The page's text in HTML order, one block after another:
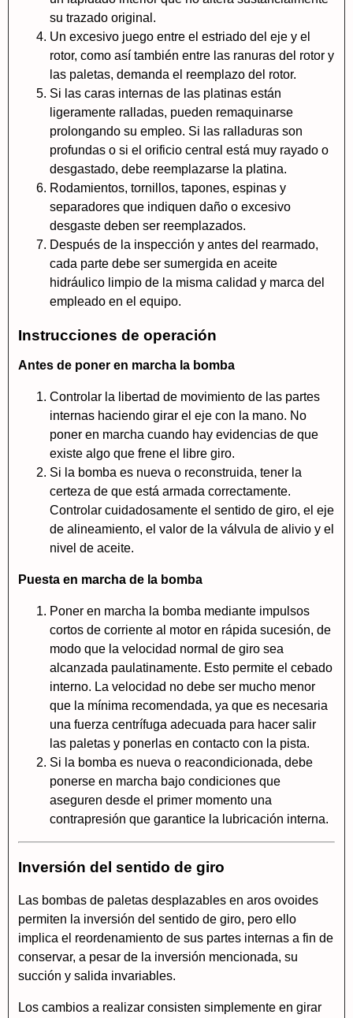
su trazado original.
Un excesivo juego entre el estriado del eje y el
rotor, como así también entre las ranuras del rotor y
las paletas, demanda el reemplazo del rotor.
Si las caras internas de las platinas están
ligeramente ralladas, pueden remaquinarse
prolongando su empleo. Si las ralladuras son
profundas o si el orificio central está muy rayado o
desgastado, debe reemplazarse la platina.
Rodamientos, tornillos, tapones, espinas y
separadores que indiquen daño o excesivo
desgaste deben ser reemplazados.
Después de la inspección y antes del rearmado,
cada parte debe ser sumergida en aceite
hidráulico limpio de la misma calidad y marca del
empleado en el equipo.
Instrucciones de operación
Antes de poner en marcha la bomba
Controlar la libertad de movimiento de las partes
internas haciendo girar el eje con la mano. No
poner en marcha cuando hay evidencias de que
existe algo que frene el libre giro.
Si la bomba es nueva o reconstruida, tener la
certeza de que está armada correctamente.
Controlar cuidadosamente el sentido de giro, el eje
de alineamiento, el valor de la válvula de alivio y el
nivel de aceite.
Puesta en marcha de la bomba
Poner en marcha la bomba mediante impulsos
cortos de corriente al motor en rápida sucesión, de
modo que la velocidad normal de giro sea
alcanzada paulatinamente. Esto permite el cebado
interno. La velocidad no debe ser mucho menor
que la mínima recomendada, ya que es necesaria
una fuerza centrífuga adecuada para hacer salir
las paletas y ponerlas en contacto con la pista.
Si la bomba es nueva o reacondicionada, debe
ponerse en marcha bajo condiciones que
aseguren desde el primer momento una
contrapresión que garantice la lubricación interna.
Inversión del sentido de giro
Las bombas de paletas desplazables en aros ovoides
permiten la inversión del sentido de giro, pero ello
implica el reordenamiento de sus partes internas a fin de
conservar, a pesar de la inversión mencionada, su
succión y salida invariables.
Los cambios a realizar consisten simplemente en girar